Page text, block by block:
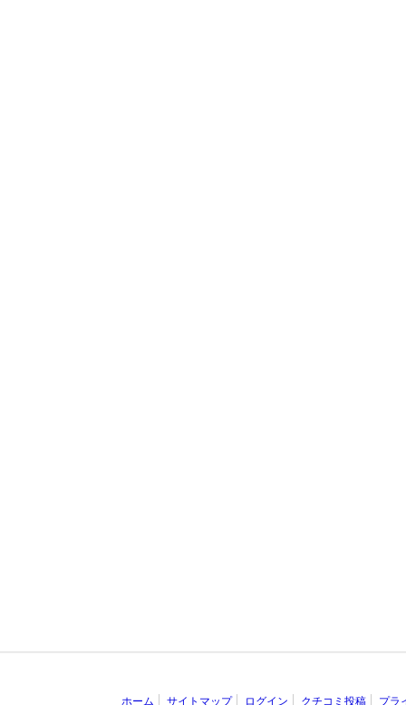
ホーム サイトマップ ログイン クチコミ投稿 プラ